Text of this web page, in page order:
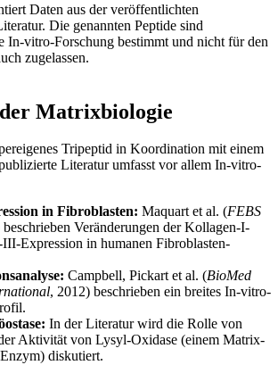
Daten aus der veröffentlichten
Die genannten Peptide sind
In-vitro-Forschung bestimmt und nicht für den
zugelassen.
Matrixbiologie
Tripeptid in Koordination mit einem
Literatur umfasst vor allem In-vitro-
in Fibroblasten: Maquart et al. (FEBS
beschrieben Veränderungen der Kollagen-I-
Expression in humanen Fibroblasten-
Campbell, Pickart et al. (BioMed
, 2012) beschrieben ein breites In-vitro-
In der Literatur wird die Rolle von
Aktivität von Lysyl-Oxidase (einem Matrix-
diskutiert.